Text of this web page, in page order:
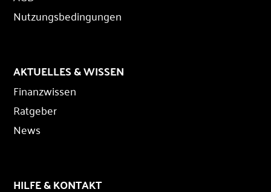
Nutzungsbedingungen
AKTUELLES & WISSEN
Finanzwissen
Ratgeber
News
HILFE & KONTAKT